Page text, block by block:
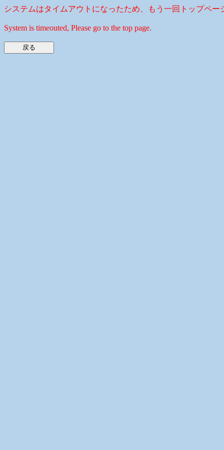
システムはタイムアウトになったため、もう一回トップペー
System is timeouted, Please go to the top page.